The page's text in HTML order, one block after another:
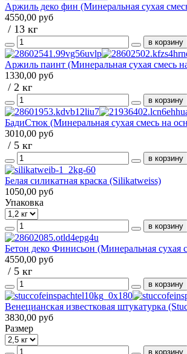
Аржиль деко фин (Минеральная сухая
4550,00 руб
/ 13 кг
Аржиль паинт (Минеральная сухая смесь
1330,00 руб
/ 2 кг
БадиСтюк (Минеральная сухая смесь на
3010,00 руб
/ 5 кг
Белая силикатная краска (Silikatweiss)
1050,00 руб
Упаковка
Бетон деко Финисьон (Минеральная сухая
4550,00 руб
/ 5 кг
Венецианская известковая штукатурка
3830,00 руб
Размер